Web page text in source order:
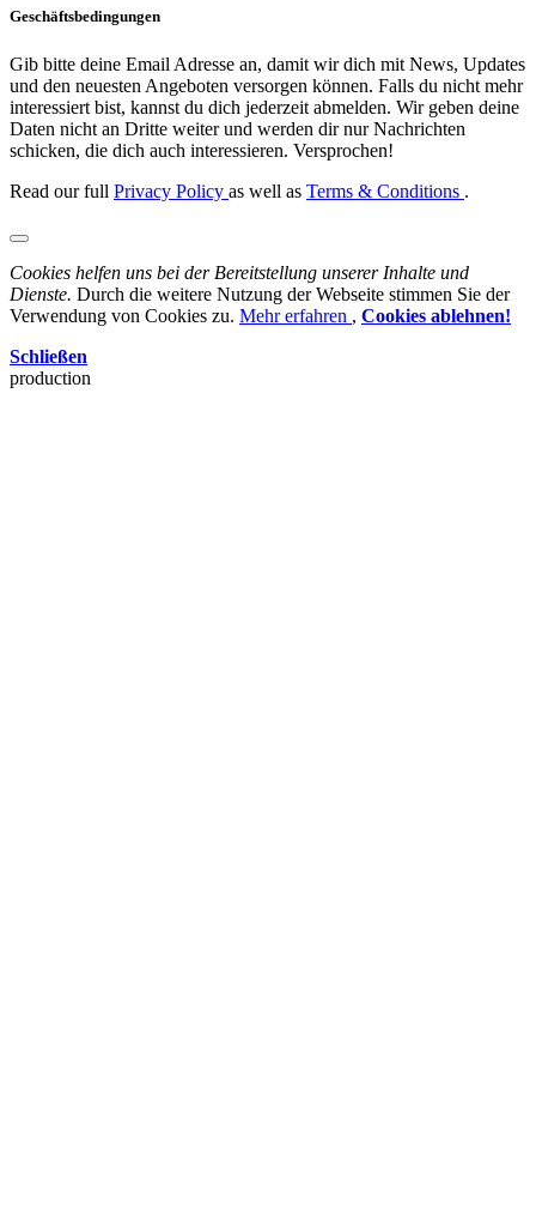
Geschäftsbedingungen
Gib bitte deine Email Adresse an, damit wir dich mit News, Updates
und den neuesten Angeboten versorgen können. Falls du nicht mehr
interessiert bist, kannst du dich jederzeit abmelden. Wir geben deine
Daten nicht an Dritte weiter und werden dir nur Nachrichten
schicken, die dich auch interessieren. Versprochen!
Read our full Privacy Policy as well as Terms & Conditions .
Cookies helfen uns bei der Bereitstellung unserer Inhalte und
Dienste. Durch die weitere Nutzung der Webseite stimmen Sie der
Verwendung von Cookies zu. Mehr erfahren , Cookies ablehnen!
Schließen
production